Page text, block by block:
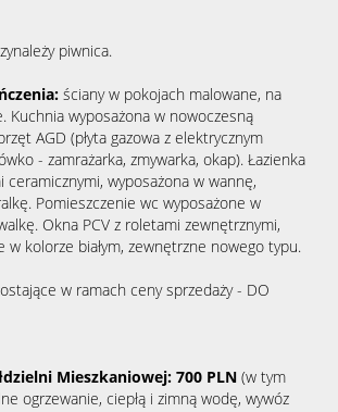
piwnica.
ściany w pokojach malowane, na
Kuchnia wyposażona w nowoczesną
AGD (płyta gazowa z elektrycznym
- zamrażarka, zmywarka, okap). Łazienka
ceramicznymi, wyposażona w wannę,
Pomieszczenie wc wyposażone w
Okna PCV z roletami zewnętrznymi,
w kolorze białym, zewnętrzne nowego typu.
w ramach ceny sprzedaży - DO
Mieszkaniowej: 700 PLN (w tym
ogrzewanie, ciepłą i zimną wodę, wywóz